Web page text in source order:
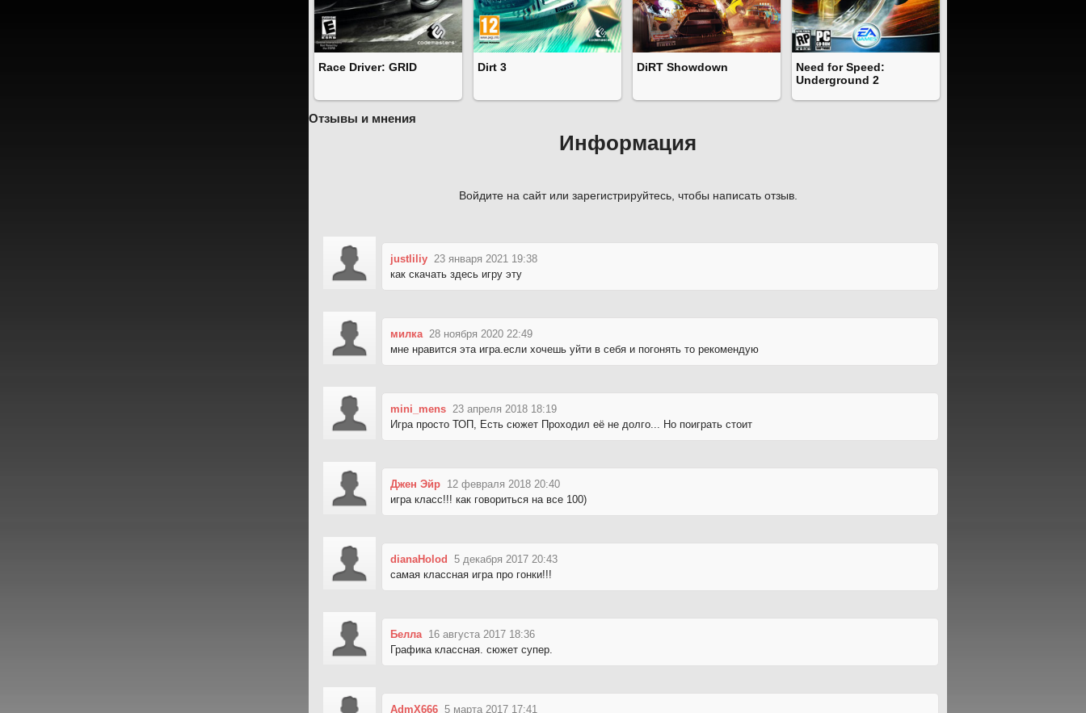
Race Driver: GRID Dirt 3 DiRT Showdown
Need for Speed:
Underground 2
Отзывы и мнения
Информация
Войдите на сайт или зарегистрируйтесь, чтобы написать отзыв.
justliliy 23 января 2021 19:38
как скачать здесь игру эту
милка 28 ноября 2020 22:49
мне нравится эта игра.если хочешь уйти в себя и погонять то рекомендую
mini_mens 23 апреля 2018 18:19
Игра просто ТОП, Есть сюжет Проходил её не долго... Но поиграть стоит
Джен Эйр 12 февраля 2018 20:40
игра класс!!! как говориться на все 100)
dianaHolod
5 декабря 2017 20:43
самая классная игра про гонки!!!
Белла 16 августа 2017 18:36
Графика классная. сюжет супер.
AdmX666 5 марта 2017 17:41